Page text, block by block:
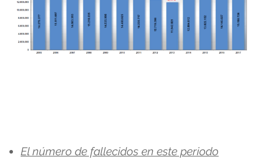
El número de fallecidos en este periodo